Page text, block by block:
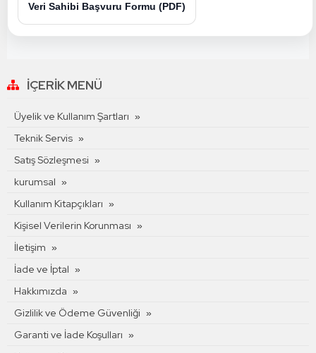
Veri Sahibi Başvuru Formu (PDF)
İÇERIK MENÜ
Üyelik ve Kullanım Şartları
Teknik Servis
Satış Sözleşmesi
kurumsal
Kullanım Kitapçıkları
Kişisel Verilerin Korunması
İletişim
İade ve İptal
Hakkımızda
Gizlilik ve Ödeme Güvenliği
Garanti ve İade Koşulları